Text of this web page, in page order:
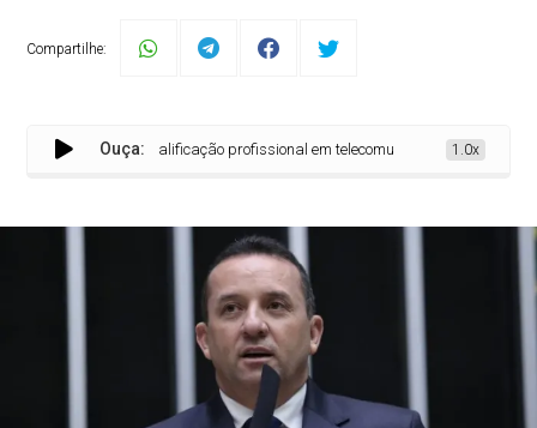
Compartilhe:
Ouça:
recursos para qualificação profissional em telecomunicações 1.0x